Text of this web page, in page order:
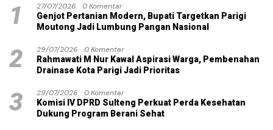
1 27/07/2026
0 Komentar
Genjot Pertanian Modern, Bupati Targetkan Parigi
Moutong Jadi Lumbung Pangan Nasional
2 29/07/2026
0 Komentar
Rahmawati M Nur Kawal Aspirasi Warga, Pembenahan
Drainase Kota Parigi Jadi Prioritas
3 29/07/2026
0 Komentar
Komisi IV DPRD Sulteng Perkuat Perda Kesehatan
Dukung Program Berani Sehat